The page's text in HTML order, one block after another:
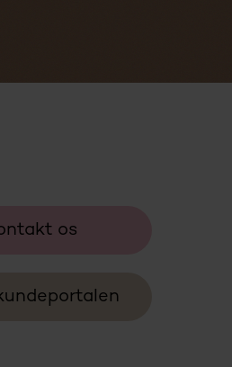
os